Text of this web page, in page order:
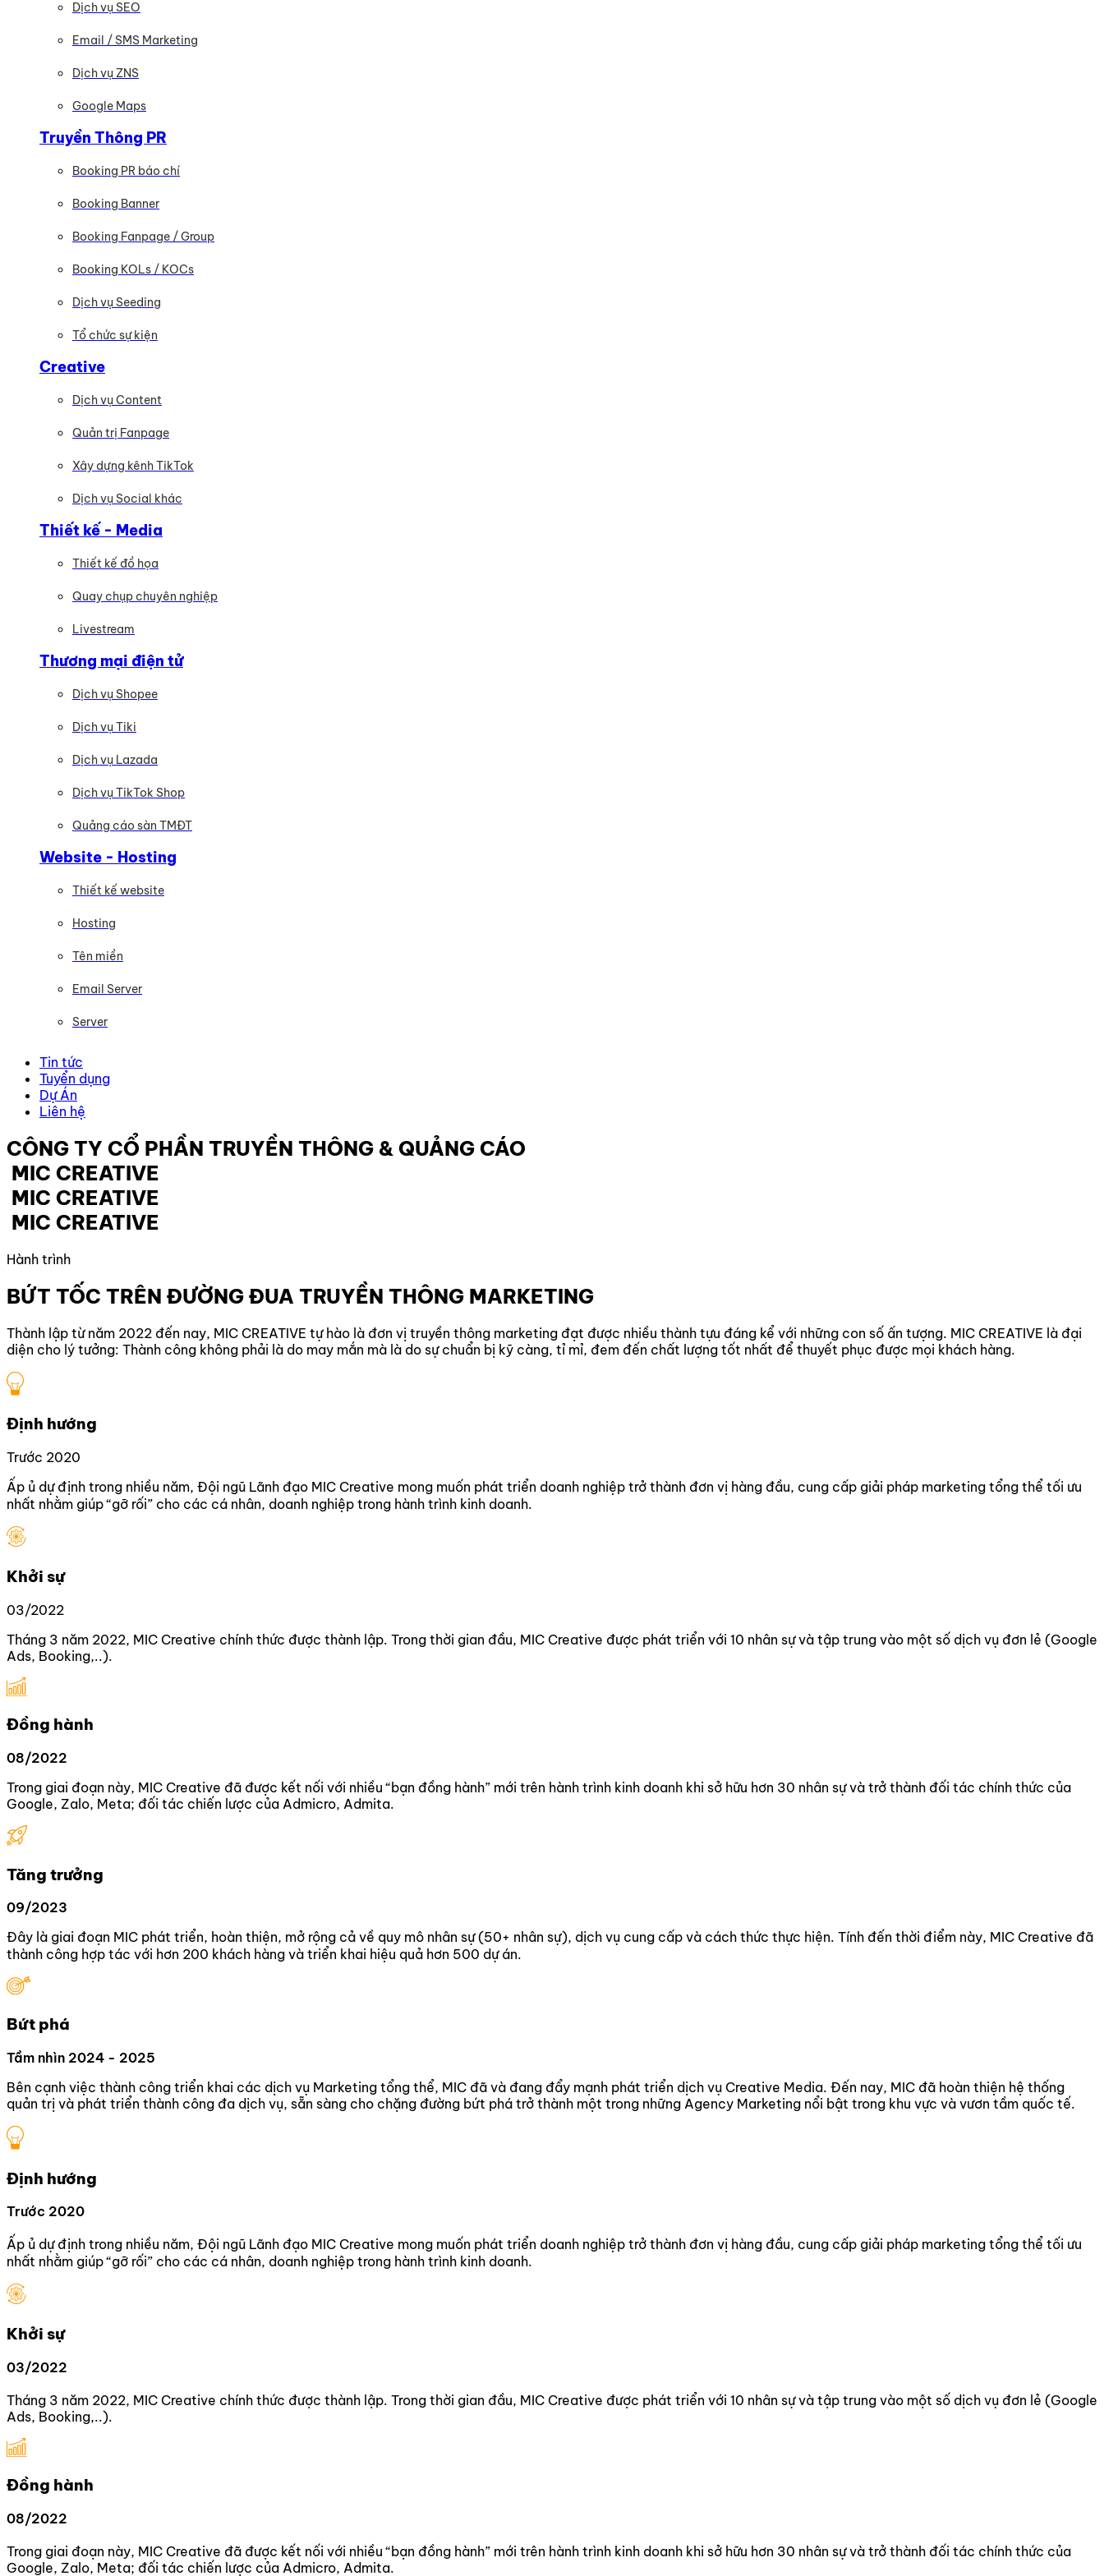
Dịch vụ SEO
Email / SMS Marketing
Dịch vụ ZNS
Google Maps
Truyền Thông PR
Booking PR báo chí
Booking Banner
Booking Fanpage / Group
Booking KOLs / KOCs
Dịch vụ Seeding
Tổ chức sự kiện
Creative
Dịch vụ Content
Quản trị Fanpage
Xây dựng kênh TikTok
Dịch vụ Social khác
Thiết kế - Media
Thiết kế đồ họa
Quay chụp chuyên nghiệp
Livestream
Thương mại điện tử
Dịch vụ Shopee
Dịch vụ Tiki
Dịch vụ Lazada
Dịch vụ TikTok Shop
Quảng cáo sàn TMĐT
Website - Hosting
Thiết kế website
Hosting
Tên miền
Email Server
Server
Tin tức
Tuyển dụng
Dự Án
Liên hệ
CÔNG TY CỔ PHẦN TRUYỀN THÔNG & QUẢNG CÁO
MIC CREATIVE
MIC CREATIVE
MIC CREATIVE
Hành trình
BỨT TỐC TRÊN ĐƯỜNG ĐUA TRUYỀN THÔNG MARKETING
Thành lập từ năm 2022 đến nay, MIC CREATIVE tự hào là đơn vị truyền thông marketing đạt được nhiều thành tựu đáng kể với những con số ấn tượng. MIC CREATIVE là đại
diện cho lý tưởng: Thành công không phải là do may mắn mà là do sự chuẩn bị kỹ càng, tỉ mỉ, đem đến chất lượng tốt nhất để thuyết phục được mọi khách hàng.
Định hướng
Trước 2020
Ấp ủ dự định trong nhiều năm, Đội ngũ Lãnh đạo MIC Creative mong muốn phát triển doanh nghiệp trở thành đơn vị hàng đầu, cung cấp giải pháp marketing tổng thể tối ưu
nhất nhằm giúp “gỡ rối” cho các cá nhân, doanh nghiệp trong hành trình kinh doanh.
Khởi sự
03/2022
Tháng 3 năm 2022, MIC Creative chính thức được thành lập. Trong thời gian đầu, MIC Creative được phát triển với 10 nhân sự và tập trung vào một số dịch vụ đơn lẻ (Google
Ads, Booking,..).
Đồng hành
08/2022
Trong giai đoạn này, MIC Creative đã được kết nối với nhiều “bạn đồng hành” mới trên hành trình kinh doanh khi sở hữu hơn 30 nhân sự và trở thành đối tác chính thức của
Google, Zalo, Meta; đối tác chiến lược của Admicro, Admita.
Tăng trưởng
09/2023
Đây là giai đoạn MIC phát triển, hoàn thiện, mở rộng cả về quy mô nhân sự (50+ nhân sự), dịch vụ cung cấp và cách thức thực hiện. Tính đến thời điểm này, MIC Creative đã
thành công hợp tác với hơn 200 khách hàng và triển khai hiệu quả hơn 500 dự án.
Bứt phá
Tầm nhìn 2024 - 2025
Bên cạnh việc thành công triển khai các dịch vụ Marketing tổng thể, MIC đã và đang đẩy mạnh phát triển dịch vụ Creative Media. Đến nay, MIC đã hoàn thiện hệ thống
quản trị và phát triển thành công đa dịch vụ, sẵn sàng cho chặng đường bứt phá trở thành một trong những Agency Marketing nổi bật trong khu vực và vươn tầm quốc tế.
Định hướng
Trước 2020
Ấp ủ dự định trong nhiều năm, Đội ngũ Lãnh đạo MIC Creative mong muốn phát triển doanh nghiệp trở thành đơn vị hàng đầu, cung cấp giải pháp marketing tổng thể tối ưu
nhất nhằm giúp “gỡ rối” cho các cá nhân, doanh nghiệp trong hành trình kinh doanh.
Khởi sự
03/2022
Tháng 3 năm 2022, MIC Creative chính thức được thành lập. Trong thời gian đầu, MIC Creative được phát triển với 10 nhân sự và tập trung vào một số dịch vụ đơn lẻ (Google
Ads, Booking,..).
Đồng hành
08/2022
Trong giai đoạn này, MIC Creative đã được kết nối với nhiều “bạn đồng hành” mới trên hành trình kinh doanh khi sở hữu hơn 30 nhân sự và trở thành đối tác chính thức của
Google, Zalo, Meta; đối tác chiến lược của Admicro, Admita.